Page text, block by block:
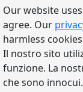
Our website
agree. Our
harmless
Il nostro sito
funzione. La
che sono innocui.